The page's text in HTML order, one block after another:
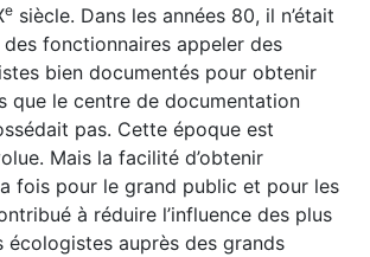
e siècle. Dans les années 80, il n’était
fonctionnaires appeler des
bien documentés pour obtenir
que le centre de documentation
pas. Cette époque est
Mais la facilité d’obtenir
fois pour le grand public et pour les
à réduire l’influence des plus
écologistes auprès des grands